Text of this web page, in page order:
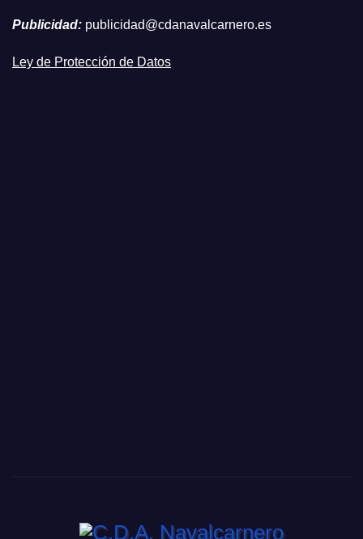
Publicidad: publicidad@cdanavalcarnero.es
Ley de Protección de Datos